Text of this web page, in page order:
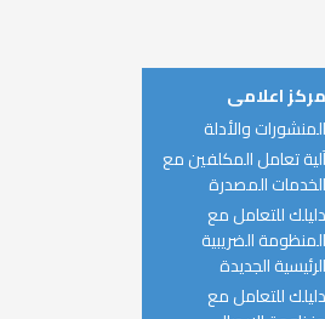
مركز اعلامى
المنشورات والأدلة
آلية تعامل المكلفين مع
الخدمات المصدرة
دليلك للتعامل مع
المنظومة الضريبية
الرئيسية الجديدة
دليلك للتعامل مع